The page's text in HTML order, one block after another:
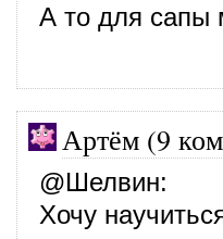
А то для сапы
Артём (9
@Шелвин:
Хочу